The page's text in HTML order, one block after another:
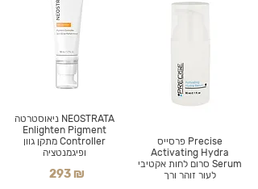
NEOSTRATA ניאוסטרטה
Enlighten Pigment
Controller מתקן גוון
ופיגמנטציה
293 ₪
Precise פרסייס
Activating Hydra
Serum סרום לחות אקטיבי
לעור זוהר ורך